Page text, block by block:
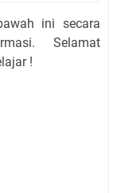
ini secara
Selamat
!